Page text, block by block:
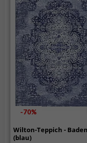
-70%
Wilton-Teppich -
(blau)